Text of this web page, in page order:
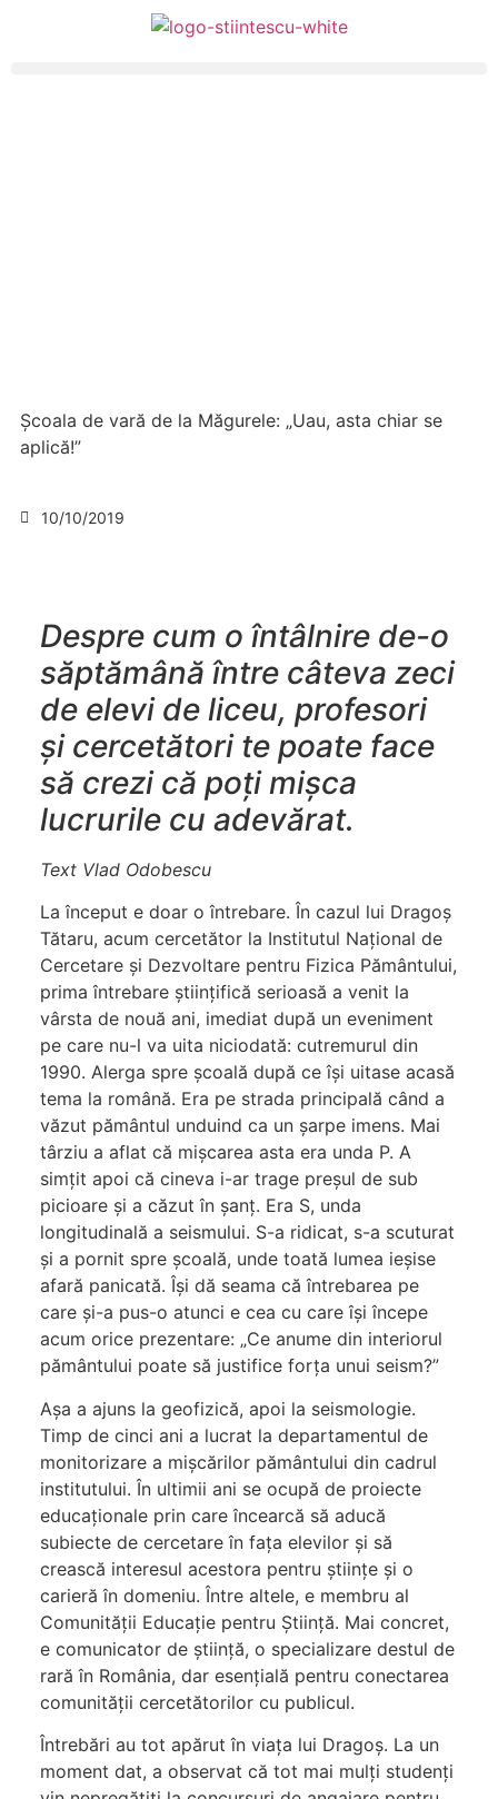
Școala de vară de la Măgurele: „Uau, asta chiar se
aplică!”
10/10/2019
Despre cum o întâlnire de-o
săptămână între câteva zeci
de elevi de liceu, profesori
și cercetători te poate face
să crezi că poți mișca
lucrurile cu adevărat.
Text Vlad Odobescu
La început e doar o întrebare. În cazul lui Dragoș
Tătaru, acum cercetător la Institutul Naţional de
Cercetare și Dezvoltare pentru Fizica Pământului,
prima întrebare științifică serioasă a venit la
vârsta de nouă ani, imediat după un eveniment
pe care nu-l va uita niciodată: cutremurul din
1990. Alerga spre școală după ce își uitase acasă
tema la română. Era pe strada principală când a
văzut pământul unduind ca un șarpe imens. Mai
târziu a aflat că mișcarea asta era unda P. A
simțit apoi că cineva i-ar trage preșul de sub
picioare și a căzut în șanț. Era S, unda
longitudinală a seismului. S-a ridicat, s-a scuturat
și a pornit spre școală, unde toată lumea ieșise
afară panicată. Își dă seama că întrebarea pe
care și-a pus-o atunci e cea cu care își începe
acum orice prezentare: „Ce anume din interiorul
pământului poate să justifice forța unui seism?”
Așa a ajuns la geofizică, apoi la seismologie.
Timp de cinci ani a lucrat la departamentul de
monitorizare a mișcărilor pământului din cadrul
institutului. În ultimii ani se ocupă de proiecte
educaționale prin care încearcă să aducă
subiecte de cercetare în fața elevilor și să
crească interesul acestora pentru științe și o
carieră în domeniu. Între altele, e membru al
Comunității Educație pentru Știință. Mai concret,
e comunicator de știință, o specializare destul de
rară în România, dar esențială pentru conectarea
comunității cercetătorilor cu publicul.
Întrebări au tot apărut în viața lui Dragoș. La un
moment dat, a observat că tot mai mulți studenți